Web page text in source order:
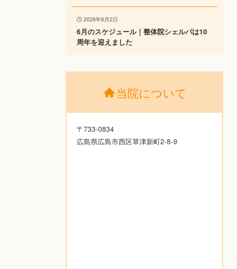
2026年6月2日
6月のスケジュール｜整体院シェルパは10
周年を迎えました
当院について
〒733-0834
広島県広島市西区草津新町2-8-9